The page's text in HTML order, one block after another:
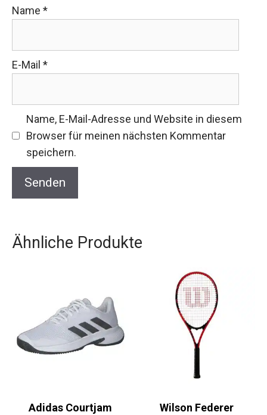
Name *
E-Mail *
Name, E-Mail-Adresse und Website in diesem
Browser für meinen nächsten Kommentar
speichern.
Ähnliche Produkte
Adidas Courtjam
Wilson Federer